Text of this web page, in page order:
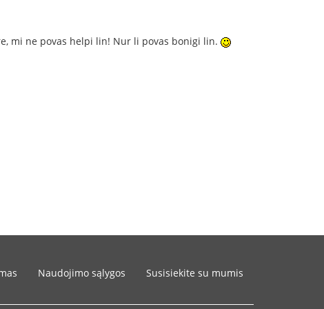
mi ne povas helpi lin! Nur li povas bonigi lin.
Naudojimo sąlygos Susisiekite su mumis